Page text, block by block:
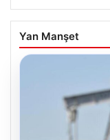
Yan Manşet